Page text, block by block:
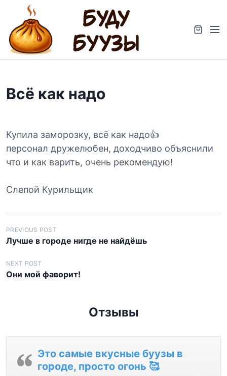
M
Всё как надо
Купила заморозку, всё как надо👍
персонал дружелюбен, доходчиво объяснили
что и как варить, очень рекомендую!
Слепой Курильщик
Н
а
в
и
и
PREVIOUS POST
Лучше в городе нигде не найдёшь
NEXT POST
Они мой фаворит!
Отзывы
Это самые вкусные буузы в
городе, просто огонь 🥰